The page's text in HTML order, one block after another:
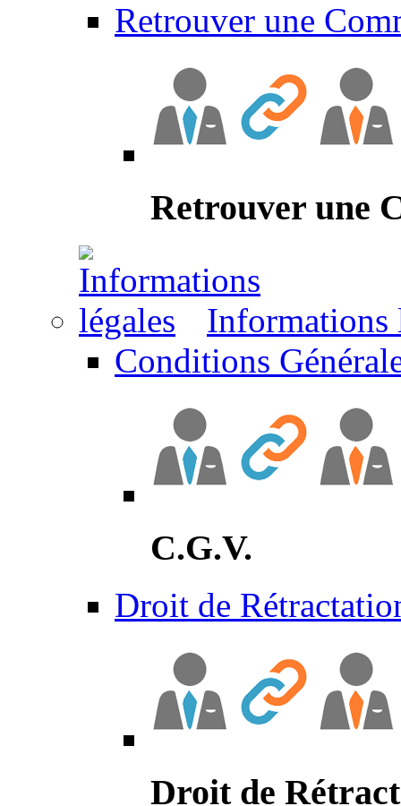
Retrouver une
Retrouver une
Informations
Conditions
C.G.V.
Droit de
Droit de